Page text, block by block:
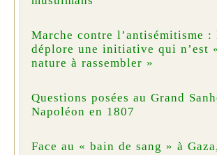
Marche contre l’antisémitisme :
déplore une initiative qui n’est
nature à rassembler »
Questions posées au Grand
Napoléon en 1807
Face au « bain de sang » à